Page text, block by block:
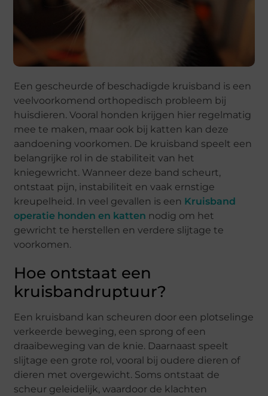
Een gescheurde of beschadigde kruisband is een
veelvoorkomend orthopedisch probleem bij
huisdieren. Vooral honden krijgen hier regelmatig
mee te maken, maar ook bij katten kan deze
aandoening voorkomen. De kruisband speelt een
belangrijke rol in de stabiliteit van het
kniegewricht. Wanneer deze band scheurt,
ontstaat pijn, instabiliteit en vaak ernstige
kreupelheid. In veel gevallen is een Kruisband
operatie honden en katten nodig om het
gewricht te herstellen en verdere slijtage te
voorkomen.
Hoe ontstaat een
kruisbandruptuur?
Een kruisband kan scheuren door een plotselinge
verkeerde beweging, een sprong of een
draaibeweging van de knie. Daarnaast speelt
slijtage een grote rol, vooral bij oudere dieren of
dieren met overgewicht. Soms ontstaat de
scheur geleidelijk, waardoor de klachten